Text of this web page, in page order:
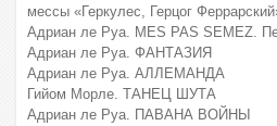
мессы «Геркулес, Герцог
Адриан ле Руа. MES PAS SEMEZ.
Адриан ле Руа. ФАНТАЗИЯ
Адриан ле Руа. АЛЛЕМАНДА
Гийом Морле. ТАНЕЦ ШУТА
Адриан ле Руа. ПАВАНА ВОЙНЫ